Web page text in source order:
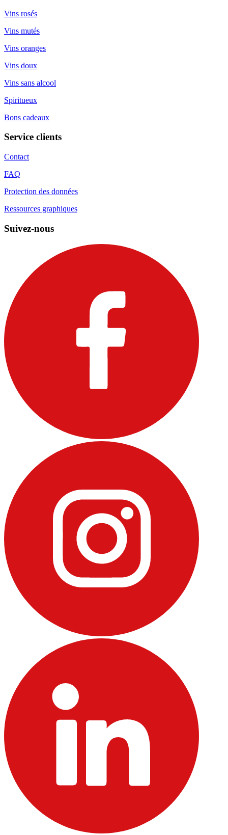
Vins rosés
Vins mutés
Vins oranges
Vins doux
Vins sans alcool
Spiritueux
Bons cadeaux
Service clients
Contact
FAQ
Protection des données
Ressources graphiques
Suivez-nous